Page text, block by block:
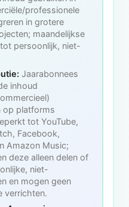
professionele
in grotere
maandelijkse
persoonlijk, niet-
Jaarabonnees
inhoud
op platforms
tot YouTube,
Facebook,
Amazon Music;
deze alleen delen of
niet-
en mogen geen
verrichten.